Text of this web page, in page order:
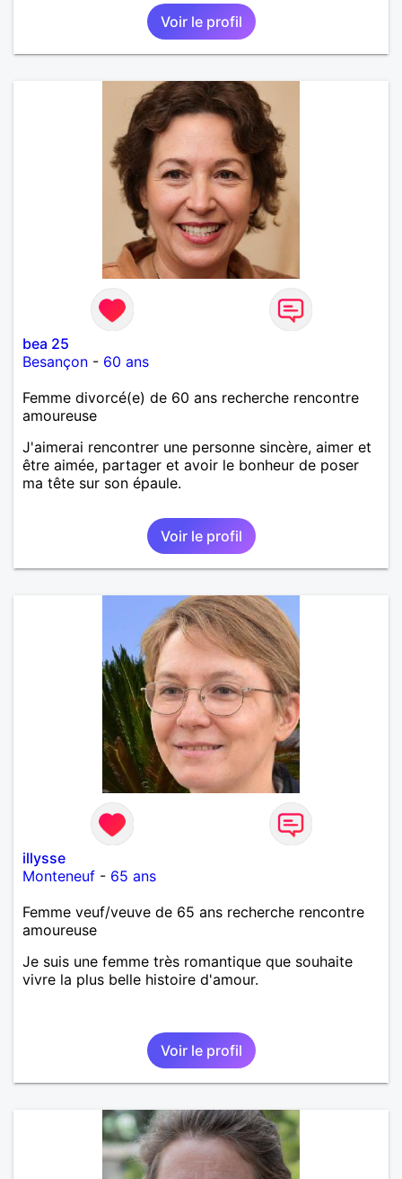
Voir le profil
bea 25
Besançon - 60 ans
Femme divorcé(e) de 60 ans recherche rencontre
amoureuse
J'aimerai rencontrer une personne sincère, aimer et
être aimée, partager et avoir le bonheur de poser
ma tête sur son épaule.
Voir le profil
illysse
Monteneuf - 65 ans
Femme veuf/veuve de 65 ans recherche rencontre
amoureuse
Je suis une femme très romantique que souhaite
vivre la plus belle histoire d'amour.
Voir le profil